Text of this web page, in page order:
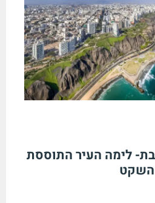
יום שבת- לימה העיר התוססת
השקט